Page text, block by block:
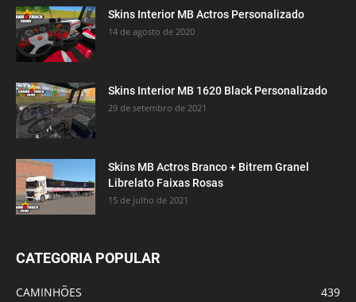
Skins Interior MB Actros Personalizado
14 de agosto de 2020
Skins Interior MB 1620 Black Personalizado
29 de setembro de 2021
Skins MB Actros Branco + Bitrem Granel
Librelato Faixas Rosas
15 de julho de 2021
CATEGORIA POPULAR
CAMINHÕES
439